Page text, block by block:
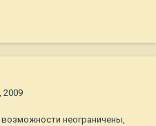
2009
неограничены,